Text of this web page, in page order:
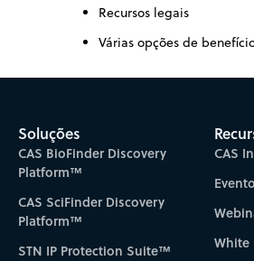
Recursos legais
Várias opções de
Soluções
CAS BioFinder Discovery
Platform™
CAS SciFinder Discovery
Platform™
STN IP Protection Suite™
CAS
White